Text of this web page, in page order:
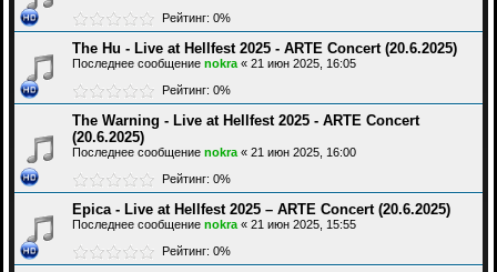
Рейтинг: 0%
The Hu - Live at Hellfest 2025 - ARTE Concert (20.6.2025)
Последнее сообщение nokra « 21 июн 2025, 16:05
Рейтинг: 0%
The Warning - Live at Hellfest 2025 - ARTE Concert
(20.6.2025)
Последнее сообщение nokra « 21 июн 2025, 16:00
Рейтинг: 0%
Epica - Live at Hellfest 2025 – ARTE Concert (20.6.2025)
Последнее сообщение nokra « 21 июн 2025, 15:55
Рейтинг: 0%